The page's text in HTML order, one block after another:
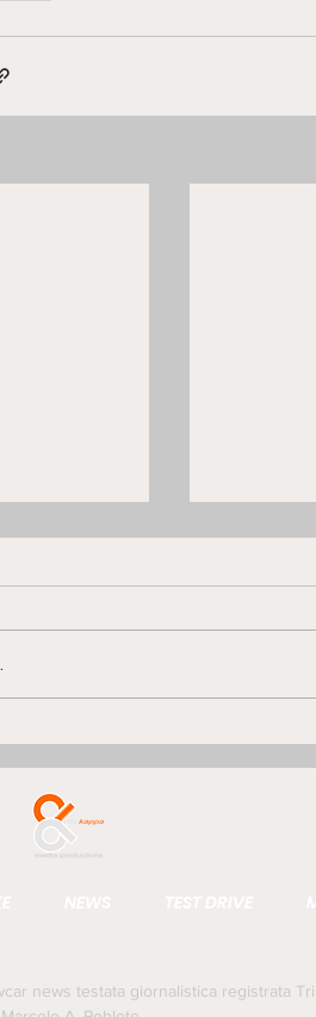
| la quinta
gran
GWM
news testata giornalistica registrata